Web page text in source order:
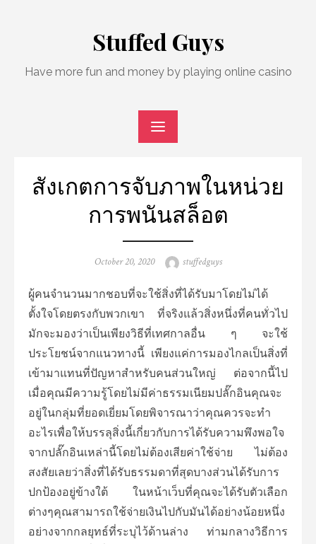
Stuffed Guys
Have more fun and money by playing online casino
สังเกตการจับภาพในหน่วย
การพนันสล็อต
Posted
October 20, 2020 Author
stuffedguys
ผู้คนจำนวนมากชอบที่จะใช้สิ่งที่ได้รับมาโดยไม่ได้
ตั้งใจโดยตรงกับพวกเขา ที่จริงแล้วสิ่งหนึ่งที่คนทั่วไป
มักจะมองว่าเป็นเพียงวิธีที่เทศกาลอื่น ๆ จะใช้
ประโยชน์จากแนวทางนี้ เพียงแค่การมองไกลเป็นสิ่งที่
เข้ามาแทนที่ปัญหาสำหรับคนส่วนใหญ่ ต่อจากนี้ไป
เมื่อคุณมีความรู้โดยไม่มีค่าธรรมเนียมปลั๊กอินคุณจะ
อยู่ในกลุ่มที่ยอดเยี่ยมโดยพิจารณาว่าคุณควรจะทำ
อะไรเพื่อให้บรรลุสิ่งนี้เกี่ยวกับการได้รับความพึงพอใจ
จากปลั๊กอินเหล่านี้โดยไม่ต้องเสียค่าใช้จ่าย ไม่ต้อง
สงสัยเลยว่าสิ่งที่ได้รับธรรมดาที่สุดบางส่วนได้รับการ
ปกป้องอยู่ข้างใต้ ในหน้าเว็บที่คุณจะได้รับตัวเลือก
ต่างๆคุณสามารถใช้จ่ายเงินไปกับมันได้อย่างน้อยหนึ่ง
อย่างจากกลยุทธ์ที่ระบุไว้ด้านล่าง ท่ามกลางวิธีการ